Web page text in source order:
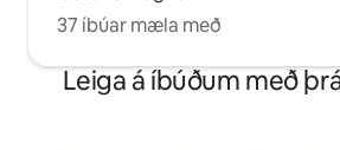
37 íbúar mæla með
Leiga á íbúðum með